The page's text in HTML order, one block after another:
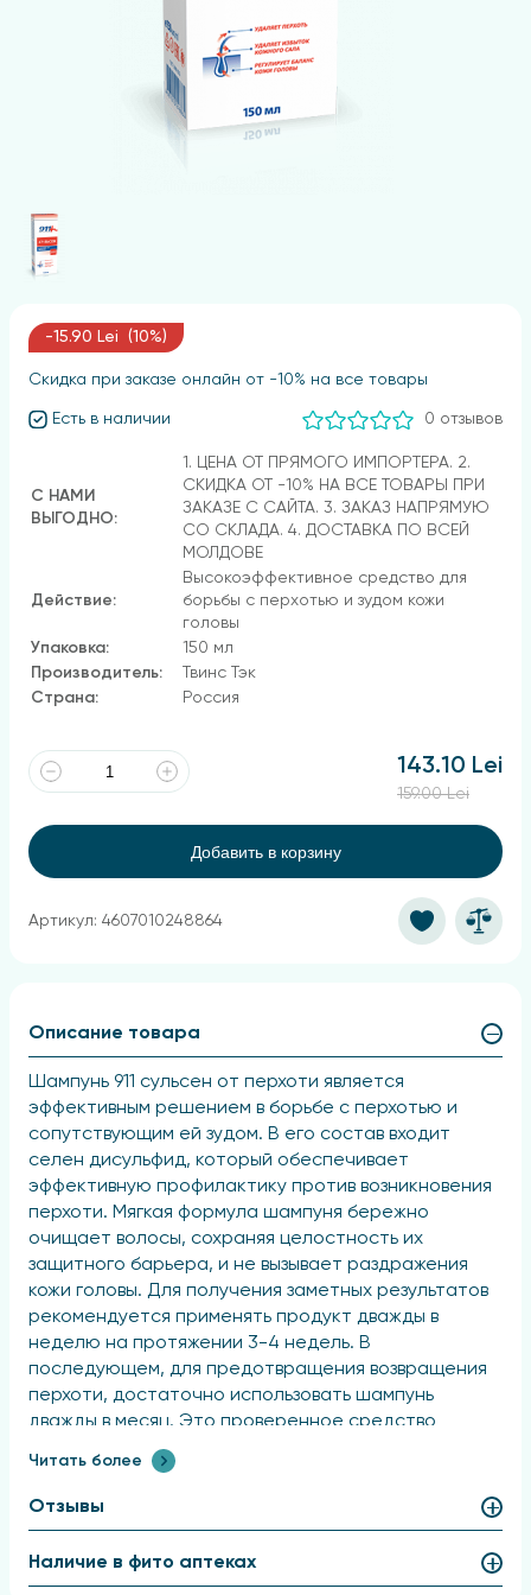
-15.90 Lei (10%)
Скидка при заказе онлайн от -10% на все товары
Есть в наличии 0 отзывов
С НАМИ
ВЫГОДНО:
1. ЦЕНА ОТ ПРЯМОГО ИМПОРТЕРА. 2.
СКИДКА ОТ -10% НА ВСЕ ТОВАРЫ ПРИ
ЗАКАЗЕ С САЙТА. 3. ЗАКАЗ НАПРЯМУЮ
СО СКЛАДА. 4. ДОСТАВКА ПО ВСЕЙ
МОЛДОВЕ
Действие:
Высокоэффективное средство для
борьбы с перхотью и зудом кожи
головы
Упаковка:
150 мл
Производитель:
Твинс Тэк
Страна:
Россия
143.10 Lei
159.00 Lei
Добавить в корзину
Артикул: 4607010248864
Описание товара
Шампунь 911 сульсен от перхоти является
эффективным решением в борьбе с перхотью и
сопутствующим ей зудом. В его состав входит
селен дисульфид, который обеспечивает
эффективную профилактику против возникновения
перхоти. Мягкая формула шампуня бережно
очищает волосы, сохраняя целостность их
защитного барьера, и не вызывает раздражения
кожи головы. Для получения заметных результатов
рекомендуется применять продукт дважды в
неделю на протяжении 3-4 недель. В
последующем, для предотвращения возвращения
перхоти, достаточно использовать шампунь
дважды в месяц. Это проверенное средство
позволяет избавиться от неприятных симптомов и
поддерживать здоровье кожи головы и
естественный блеск волос.
Способ применения и дозы
Необходимо равномерно распределить продукт по
Читать более
Отзывы
Наличие в фито аптеках